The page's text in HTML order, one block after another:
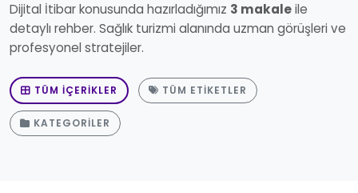
Dijital İtibar konusunda hazırladığımız 3 makaleile
detaylı rehber. Sağlık turizmi alanında uzman görüşleri ve
profesyonel stratejiler.
TÜM İÇERIKLER TÜM ETIKETLER
KATEGORILER